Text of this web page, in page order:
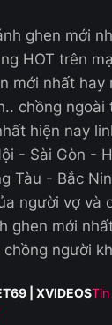
ghen mới
HOT trên
mới nhất
chồng ngoài
hiện nay
- Sài Gòn -
Tàu - Bắc
người vợ và
ghen mới
người
| XVIDEOS